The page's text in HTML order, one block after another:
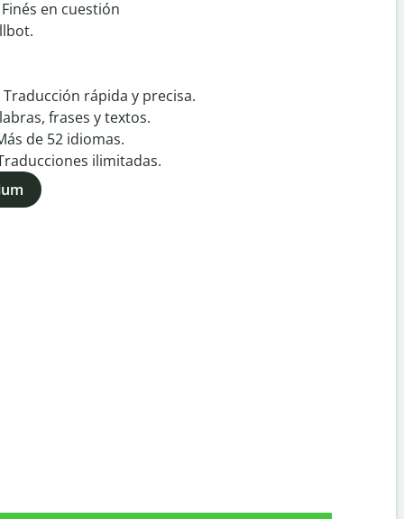
en cuestión
Traducción rápida y precisa.
frases y textos.
de 52 idiomas.
ilimitadas.